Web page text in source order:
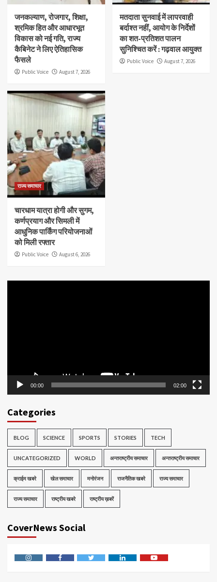
जनकल्याण, रोजगार, शिक्षा,
श्रमिक हित और आधारभूत
विकास को नई गति, राज्य
कैबिनेट ने लिए ऐतिहासिक
फैसले
Public Voice August 7, 2026
मतदाता सुनवाई में लापरवाही
बर्दाश्त नहीं, आयोग के निर्देशों
का शत-प्रतिशत पालन
सुनिश्चित करें : गढ़वाल आयुक्त
Public Voice August 7, 2026
राज्य समाचार
चारधाम यात्रा होगी और सुगम,
कर्णप्रयाग और सिमली में
आधुनिक पार्किंग परियोजनाओं
को मिली रफ्तार
Public Voice August 6, 2026
00:00 02:00
Categories
BLOG SCIENCE SPORTS STORIES TECH
UNCATEGORIZED WORLD अन्तराष्ट्रीय समाचार अन्तराष्ट्रीय समाचार
क्राईम खबरे खेल समाचार मनोरंजन राजनैतिक खबरे राज्य समाचार
राज्य समाचार राष्ट्रीय खबरे राष्ट्रीय ख़बरें
CoverNews Social